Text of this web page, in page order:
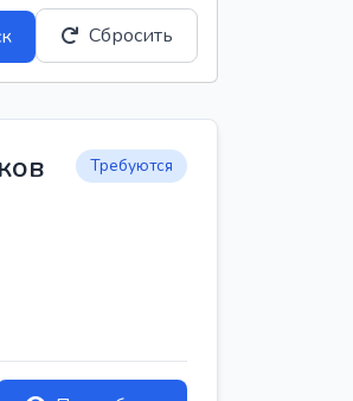
Сбросить
Требуются